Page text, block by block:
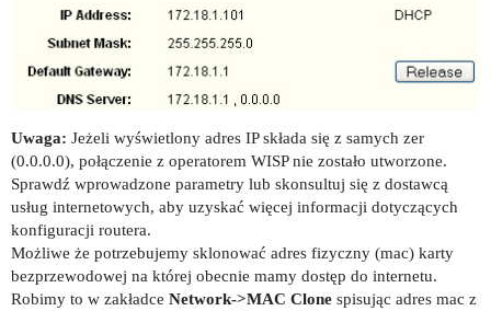
Uwaga: Jeżeli wyświetlony adres IP składa się z samych zer
(0.0.0.0), połączenie z operatorem WISP nie zostało utworzone.
Sprawdź wprowadzone parametry lub skonsultuj się z dostawcą
usług internetowych, aby uzyskać więcej informacji dotyczących
konfiguracji routera.
Możliwe że potrzebujemy sklonować adres fizyczny (mac) karty
bezprzewodowej na której obecnie mamy dostęp do internetu.
Robimy to w zakładce Network->MAC Clone spisując adres mac z